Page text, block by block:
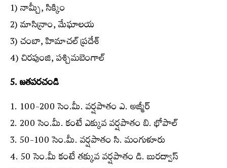
1) నామ్చీ, సిక్కిం
2) మాసిన్రాం, మేఘాలయ
3) చంబా, హిమాచల్‌ ప్రదేశ్‌
4) చిరపుంజి, పశ్చిమబెంగాల్‌
5. జతపరచండి
1. 100-200 సెం.మీ. వర్షపాతం ఎ. అజ్మీర్‌
2. 200 సెం.మీ. కంటే ఎక్కువ వర్షపాతం బి. భోపాల్‌
3. 50-100 సెం.మీ. వర్షపాతం సి. మంగుళూరు
4. 50 సెం.మీ కంటే తక్కువ వర్షపాతం డి. బురద్వాస్